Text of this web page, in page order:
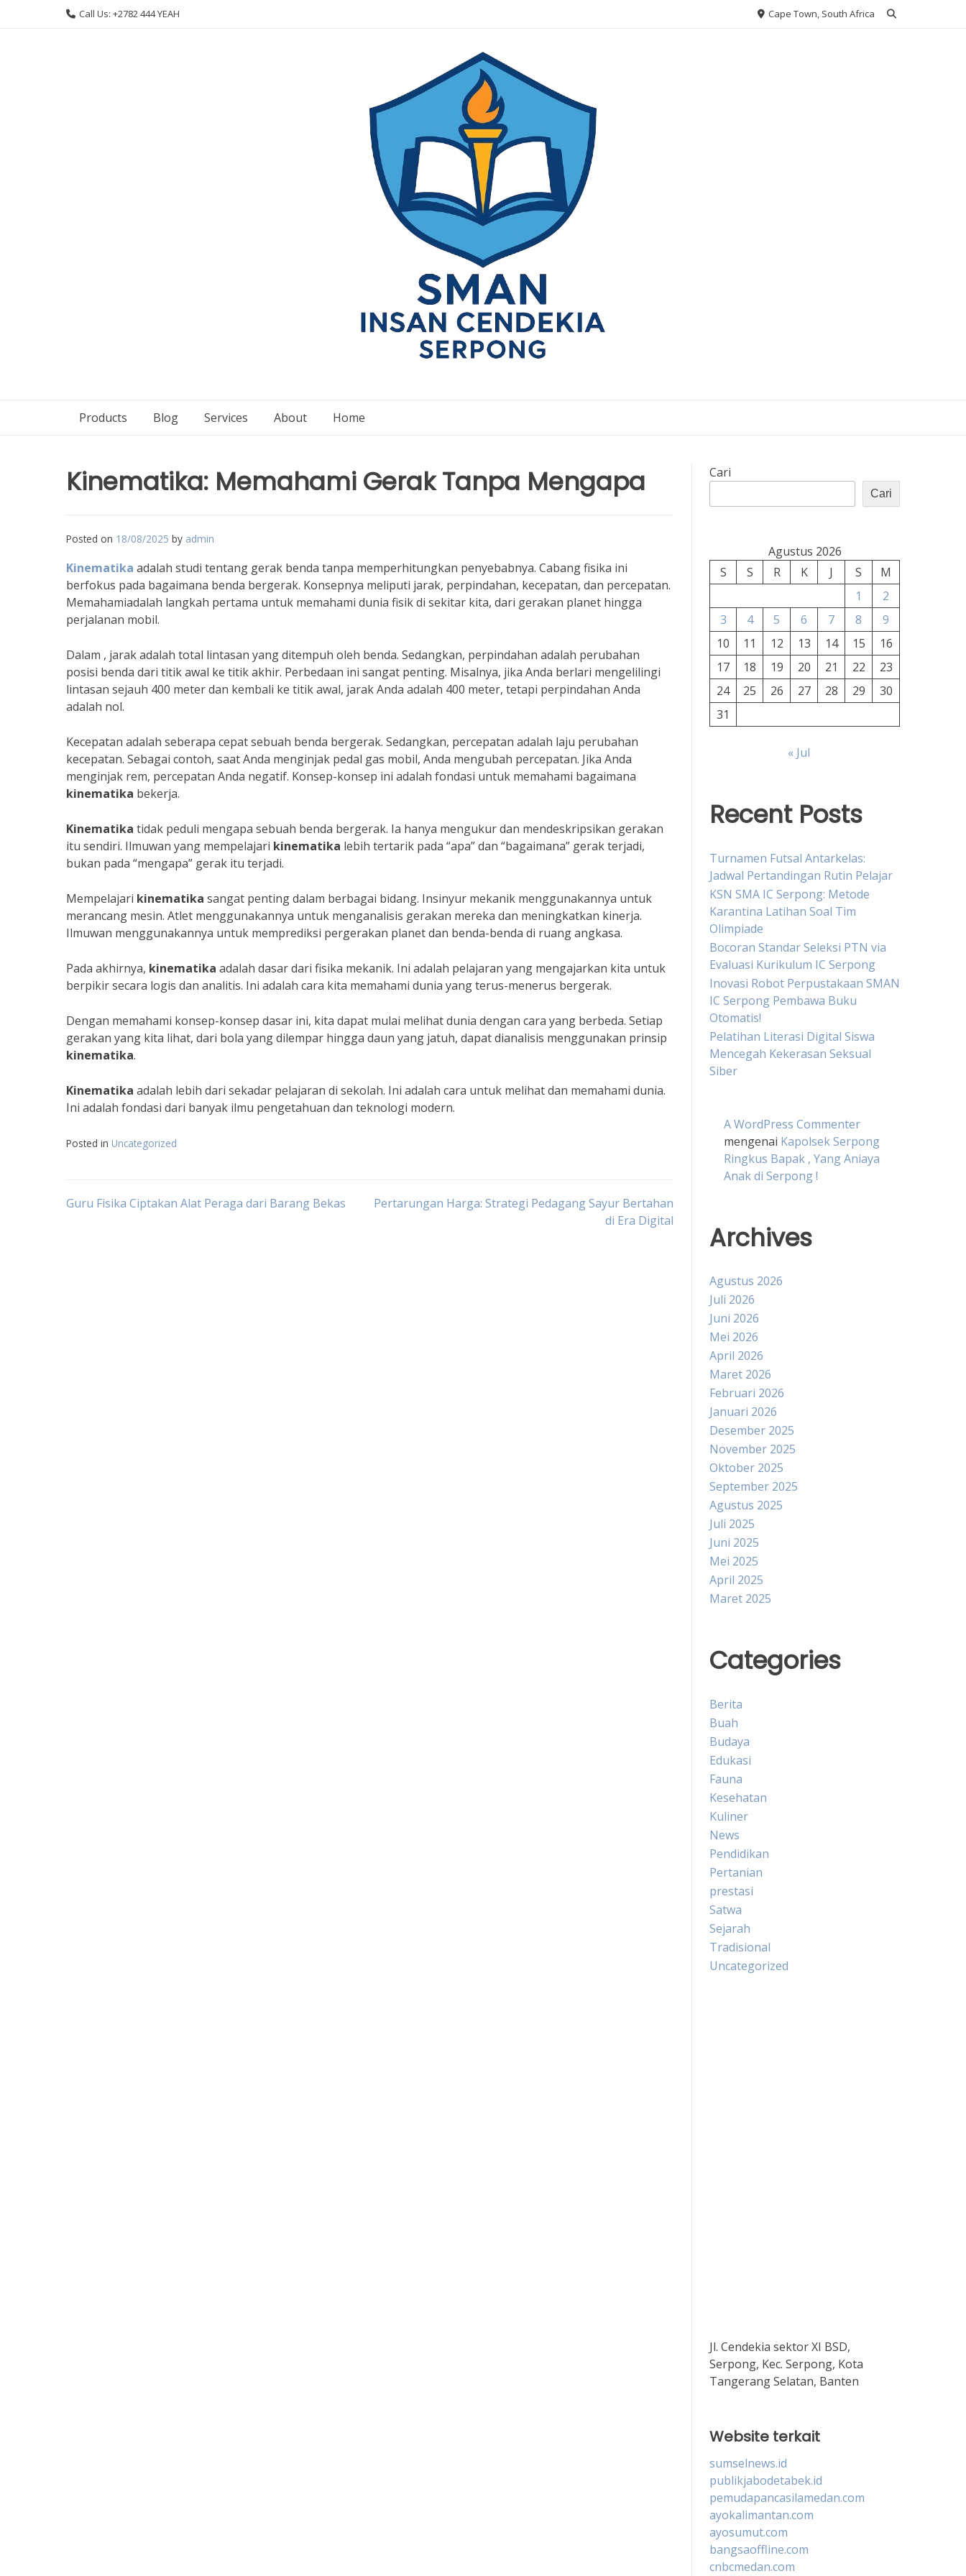
Call Us: +2782 444 YEAH Cape Town, South Africa
Products Blog Services About Home
Kinematika: Memahami Gerak Tanpa Mengapa
Posted on 18/08/2025 by admin
Kinematika adalah studi tentang gerak benda tanpa memperhitungkan penyebabnya. Cabang fisika ini
berfokus pada bagaimana benda bergerak. Konsepnya meliputi jarak, perpindahan, kecepatan, dan percepatan.
Memahamiadalah langkah pertama untuk memahami dunia fisik di sekitar kita, dari gerakan planet hingga
perjalanan mobil.
Dalam , jarak adalah total lintasan yang ditempuh oleh benda. Sedangkan, perpindahan adalah perubahan
posisi benda dari titik awal ke titik akhir. Perbedaan ini sangat penting. Misalnya, jika Anda berlari mengelilingi
lintasan sejauh 400 meter dan kembali ke titik awal, jarak Anda adalah 400 meter, tetapi perpindahan Anda
adalah nol.
Kecepatan adalah seberapa cepat sebuah benda bergerak. Sedangkan, percepatan adalah laju perubahan
kecepatan. Sebagai contoh, saat Anda menginjak pedal gas mobil, Anda mengubah percepatan. Jika Anda
menginjak rem, percepatan Anda negatif. Konsep-konsep ini adalah fondasi untuk memahami bagaimana
kinematika bekerja.
Kinematika tidak peduli mengapa sebuah benda bergerak. Ia hanya mengukur dan mendeskripsikan gerakan
itu sendiri. Ilmuwan yang mempelajari kinematika lebih tertarik pada “apa” dan “bagaimana” gerak terjadi,
bukan pada “mengapa” gerak itu terjadi.
Mempelajari kinematika sangat penting dalam berbagai bidang. Insinyur mekanik menggunakannya untuk
merancang mesin. Atlet menggunakannya untuk menganalisis gerakan mereka dan meningkatkan kinerja.
Ilmuwan menggunakannya untuk memprediksi pergerakan planet dan benda-benda di ruang angkasa.
Pada akhirnya, kinematika adalah dasar dari fisika mekanik. Ini adalah pelajaran yang mengajarkan kita untuk
berpikir secara logis dan analitis. Ini adalah cara kita memahami dunia yang terus-menerus bergerak.
Dengan memahami konsep-konsep dasar ini, kita dapat mulai melihat dunia dengan cara yang berbeda. Setiap
gerakan yang kita lihat, dari bola yang dilempar hingga daun yang jatuh, dapat dianalisis menggunakan prinsip
kinematika.
Kinematika adalah lebih dari sekadar pelajaran di sekolah. Ini adalah cara untuk melihat dan memahami dunia.
Ini adalah fondasi dari banyak ilmu pengetahuan dan teknologi modern.
Posted in Uncategorized
Navigasi
Guru Fisika Ciptakan Alat Peraga dari Barang Bekas
Pertarungan Harga: Strategi Pedagang Sayur Bertahan
di Era Digital
Cari
Cari
Agustus 2026
S
S R K J S
M
1
2
3
4 5 6 7 8
9
10
11 12 13 14 15
16
17
18 19 20 21 22
23
24
25 26 27 28 29
30
31
« Jul
Recent Posts
Turnamen Futsal Antarkelas:
Jadwal Pertandingan Rutin Pelajar
KSN SMA IC Serpong: Metode
Karantina Latihan Soal Tim
Olimpiade
Bocoran Standar Seleksi PTN via
Evaluasi Kurikulum IC Serpong
Inovasi Robot Perpustakaan SMAN
IC Serpong Pembawa Buku
Otomatis!
Pelatihan Literasi Digital Siswa
Mencegah Kekerasan Seksual
Siber
A WordPress Commenter
mengenai Kapolsek Serpong
Ringkus Bapak , Yang Aniaya
Anak di Serpong !
Archives
Agustus 2026
Juli 2026
Juni 2026
Mei 2026
April 2026
Maret 2026
Februari 2026
Januari 2026
Desember 2025
November 2025
Oktober 2025
September 2025
Agustus 2025
Juli 2025
Juni 2025
Mei 2025
April 2025
Maret 2025
Categories
Berita
Buah
Budaya
Edukasi
Fauna
Kesehatan
Kuliner
News
Pendidikan
Pertanian
prestasi
Satwa
Sejarah
Tradisional
Uncategorized
Jl. Cendekia sektor XI BSD,
Serpong, Kec. Serpong, Kota
Tangerang Selatan, Banten
Website terkait
sumselnews.id
publikjabodetabek.id
pemudapancasilamedan.com
ayokalimantan.com
ayosumut.com
bangsaoffline.com
cnbcmedan.com